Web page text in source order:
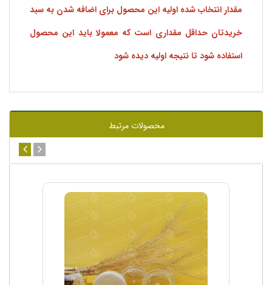
مقدار انتخاب شده اولیه این محصول برای اضافه شدن به سبد
خریدتان حداقل مقداری است که معمولا باید این محصول
استفاده شود تا نتیجه اولیه دیده شود
محصولات مرتبط